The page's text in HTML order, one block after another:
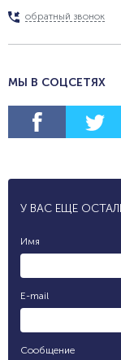
обратный звонок
МЫ В СОЦСЕТЯХ
У ВАС ЕЩЕ
Имя
E-mail
Сообщение